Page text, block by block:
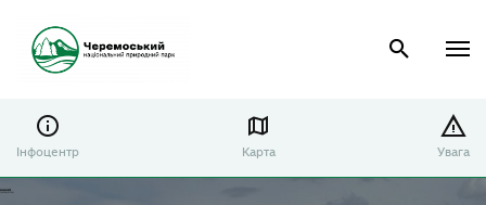
Інфоцентр Карта Увага